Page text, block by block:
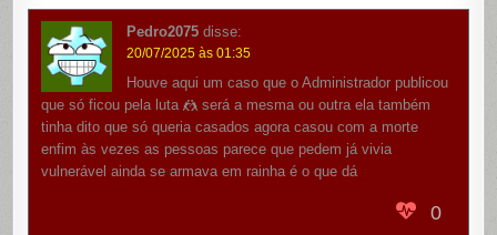
Pedro2075 disse:
20/07/2025 às 01:35
Houve aqui um caso que o Administrador publicou
que só ficou pela luta 🤼 será a mesma ou outra ela também
tinha dito que só queria casados agora casou com a morte
enfim às vezes as pessoas parece que pedem já vivia
vulnerável ainda se armava em rainha é o que dá
0